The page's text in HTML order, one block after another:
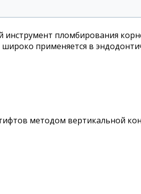
инструмент пломбирования
применяется в
методом вертикальной